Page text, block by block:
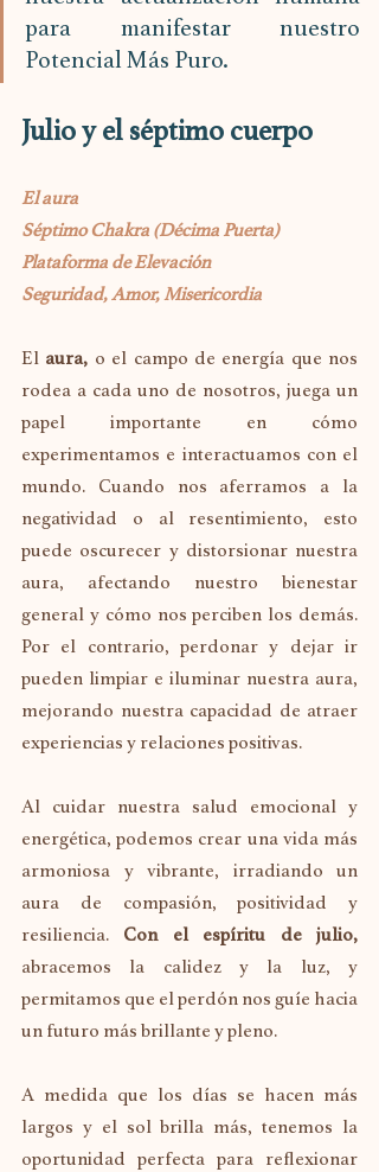
para manifestar nuestro
Potencial Más Puro.
Julio y el séptimo cuerpo
El aura
Séptimo Chakra (Décima Puerta)
Plataforma de Elevación
Seguridad, Amor, Misericordia
El aura, o el campo de energía que nos
rodea a cada uno de nosotros, juega un
papel importante en cómo
experimentamos e interactuamos con el
mundo. Cuando nos aferramos a la
negatividad o al resentimiento, esto
puede oscurecer y distorsionar nuestra
aura, afectando nuestro bienestar
general y cómo nos perciben los demás.
Por el contrario, perdonar y dejar ir
pueden limpiar e iluminar nuestra aura,
mejorando nuestra capacidad de atraer
experiencias y relaciones positivas.
Al cuidar nuestra salud emocional y
energética, podemos crear una vida más
armoniosa y vibrante, irradiando un
aura de compasión, positividad y
resiliencia. Con el espíritu de julio,
abracemos la calidez y la luz, y
permitamos que el perdón nos guíe hacia
un futuro más brillante y pleno.
A medida que los días se hacen más
largos y el sol brilla más, tenemos la
oportunidad perfecta para reflexionar